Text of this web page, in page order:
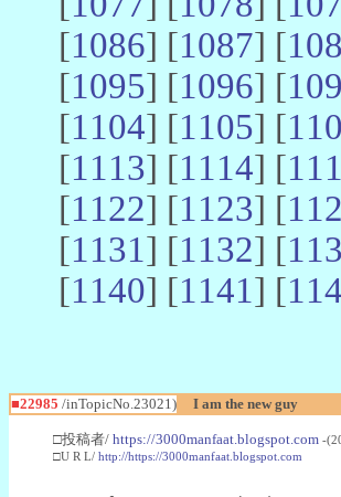
[1086] [1087] [
[1095] [1096] [
[1104] [1105] [
[1113] [1114] [
[1122] [1123] [
[1131] [1132] [
[1140] [1141] [
■22985 /inTopicNo.23021) I am the new guy
□投稿者/ https://3000manfaat.blogspot.com -
□U R L/ http://https://3000manfaat.blogspot.com